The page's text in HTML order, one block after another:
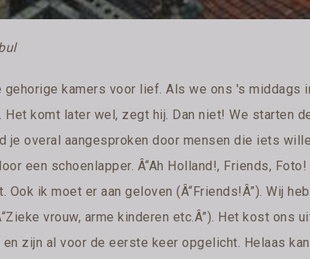
gehorige kamers voor lief. Als we ons 's middags
komt later wel, zegt hij. Dan niet! We starten
je overal aangesproken door mensen die iets
een schoenlapper. Â“Ah Holland!, Friends,
ik moet er aan geloven (Â“Friends!Â”). Wij
vrouw, arme kinderen etc.Â”). Het kost ons
zijn al voor de eerste keer opgelicht. Helaas